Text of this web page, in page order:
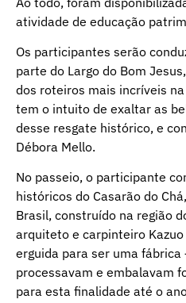
atividade de educação
Os participantes serão
parte do Largo do Bom
dos roteiros mais incríveis
tem o intuito de exaltar as
desse resgate histórico, e
Débora Mello.
No passeio, o participante
históricos do Casarão do
Brasil, construído na região
arquiteto e carpinteiro
erguida para ser uma fábrica
processavam e embalavam
para esta finalidade até o